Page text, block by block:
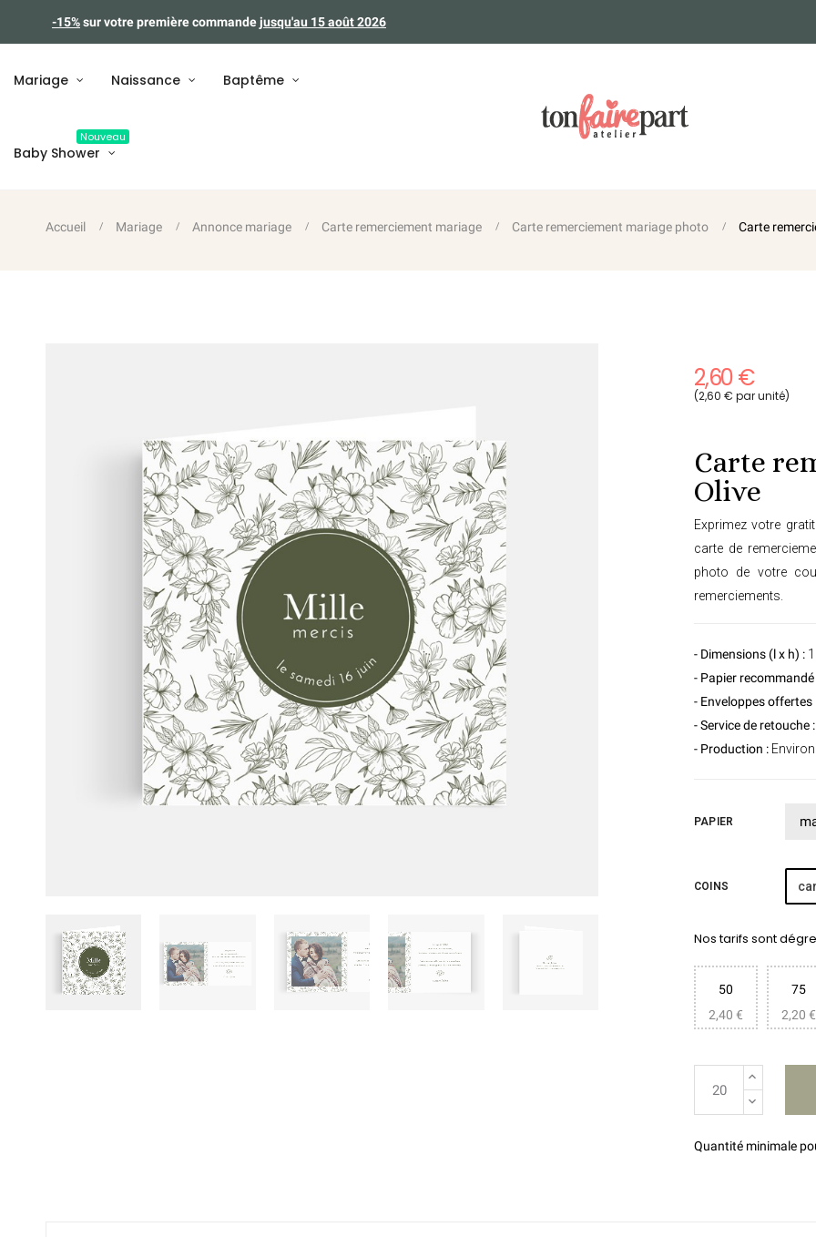
-15%sur votre première commandejusqu'au 15 août 2026
Mariage Naissance Baptême
Baby Shower
Nouveau
Accueil Mariage Annonce mariage Carte remerciement mariage Carte remerciement mariage photo Carte
2,60 €
(2,60 € par unité)
Carte
Olive
Exprimez votre
carte de
photo de votre
remerciements.
- Dimensions (l x h) :
- Papier recommandé
- Enveloppes offertes
- Service de retouche :
- Production :
PAPIER
COINS
Nos tarifs sont
50
2,40 €
75
2,20 €
Quantité minimale